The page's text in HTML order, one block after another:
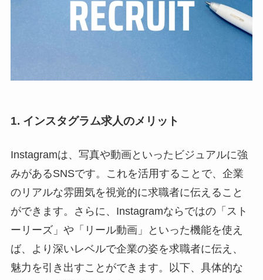
1. インスタグラム求人のメリット
Instagramは、写真や動画といったビジュアルに強
みがあるSNSです。これを活用することで、企業
のリアルな雰囲気を視覚的に求職者に伝えること
ができます。さらに、Instagramならではの「スト
ーリーズ」や「リール動画」といった機能を使え
ば、より深いレベルで企業の姿を求職者に伝え、
魅力を引き出すことができます。以下、具体的な